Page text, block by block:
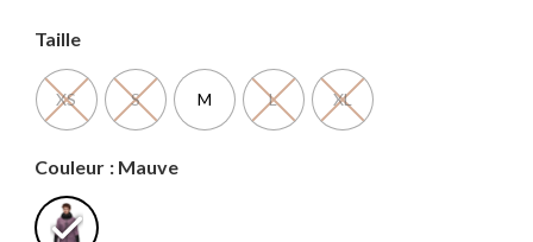
Taille
XS S M L XL
Couleur : Mauve